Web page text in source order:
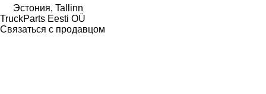
Эстония, Tallinn
TruckParts Eesti OÜ
Связаться с продавцом